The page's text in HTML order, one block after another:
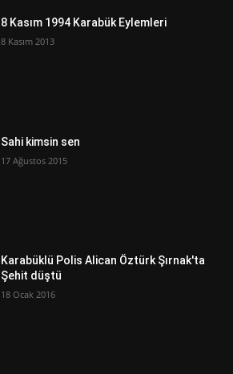
8 Kasım 1994 Karabük Eylemleri
8 Kasım 2013
Sahi kimsin sen
17 Ağustos 2015
Karabüklü Polis Alican Öztürk Şırnak'ta
Şehit düştü
18 Ocak 2016